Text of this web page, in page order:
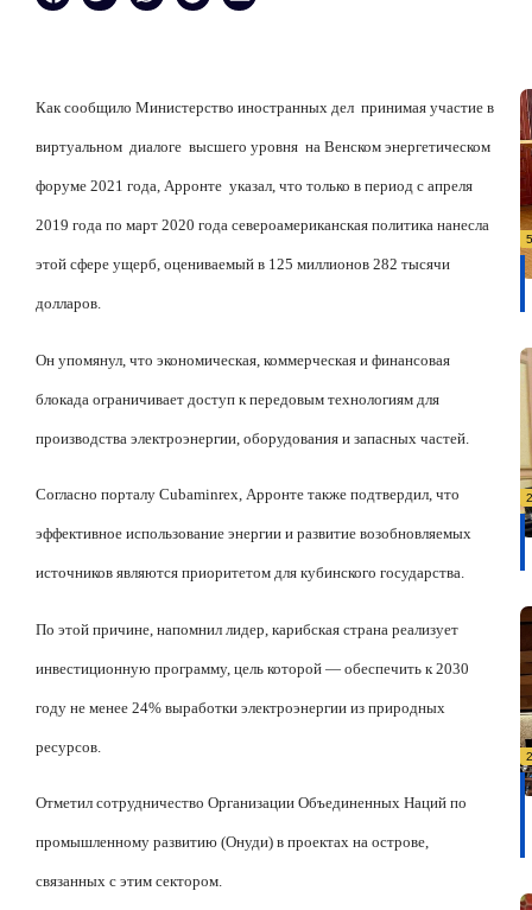
Как сообщило Министерство иностранных дел принимая участие в
виртуальном диалоге высшего уровня на Венском энергетическом
форуме 2021 года, Арронте указал, что только в период с апреля
2019 года по март 2020 года североамериканская политика нанесла
этой сфере ущерб, оцениваемый в 125 миллионов 282 тысячи
долларов.
Он упомянул, что экономическая, коммерческая и финансовая
блокада ограничивает доступ к передовым технологиям для
производства электроэнергии, оборудования и запасных частей.
Согласно порталу Cubaminrex, Арронте также подтвердил, что
эффективное использование энергии и развитие возобновляемых
источников являются приоритетом для кубинского государства.
По этой причине, напомнил лидер, карибская страна реализует
инвестиционную программу, цель которой — обеспечить к 2030
году не менее 24% выработки электроэнергии из природных
ресурсов.
Отметил сотрудничество Организации Объединенных Наций по
промышленному развитию (Онуди) в проектах на острове,
связанных с этим сектором.